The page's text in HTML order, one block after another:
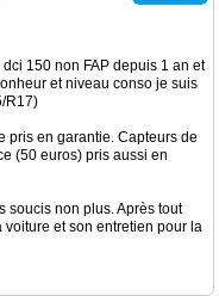
150 non FAP depuis 1 an et
et niveau conso je suis
R17)
pris en garantie. Capteurs de
(50 euros) pris aussi en
soucis non plus. Après tout
et son entretien pour la